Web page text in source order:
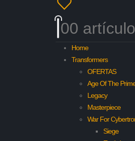
00
Home
Transformers
OFERTAS
Age Of The
Legacy
Masterpiece
War For
Siege